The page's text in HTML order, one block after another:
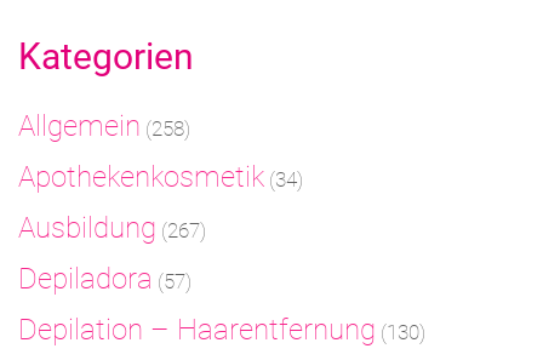
Kategorien
Allgemein (258)
Apothekenkosmetik (34)
Ausbildung (267)
Depiladora (57)
Depilation – Haarentfernung (130)